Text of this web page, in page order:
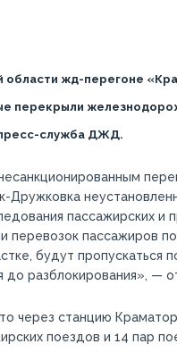
области жд-перегоне
перекрыли
служба ДЖД.
Дружковка
пассажирских и
перевозок пассажиров
будут пропускаться
до разблокирования», —
через станцию
поездов и 14 пар